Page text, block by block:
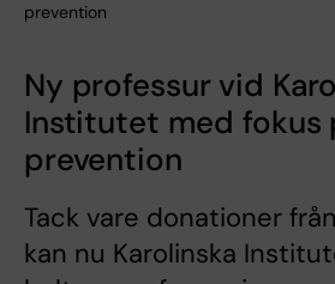
prevention
Ny professur vid
Institutet med fokus
prevention
Tack vare donationer
kan nu Karolinska